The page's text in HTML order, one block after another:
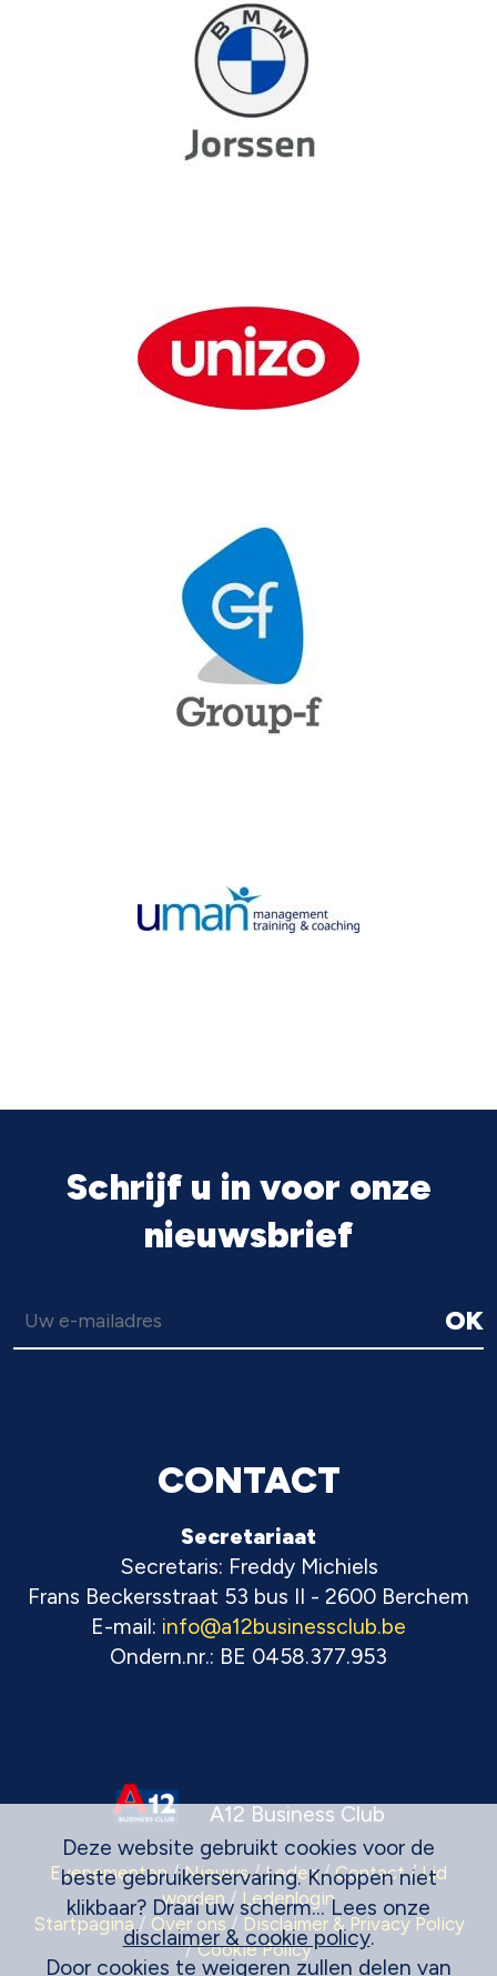
Schrijf u in voor onze
nieuwsbrief
OK
CONTACT
Secretariaat
Secretaris: Freddy Michiels
Frans Beckersstraat 53 bus II - 2600 Berchem
E-mail: info@a12businessclub.be
Ondern.nr.: BE 0458.377.953
A12 Business Club
Evenementen/Nieuws/Leden/Contact/Lid
worden / Ledenlogin
Startpagina / Over ons / Disclaimer & Privacy Policy
/Cookie Policy
Deze website gebruikt cookies voor de
beste gebruikerservaring. Knoppen niet
klikbaar? Draai uw scherm... Lees onze
disclaimer & cookie policy.
Door cookies te weigeren zullen delen van